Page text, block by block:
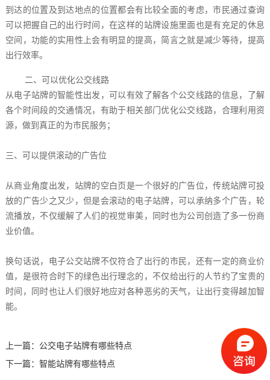
到达的位置及到达地点的位置都会有比较全面的考虑，市民通过查询
可以把握自己的出行时间，在这样的站牌设施里面也是有充足的休息
空间，功能的实用性上会有明显的提高，简言之就是减少等待，提高
出行效率。
二、可以优化公交线路
从电子站牌的智能性出发，可以有效了解各个公交线路的信息，了解
各个时间段的交通情况，有助于相关部门优化公交线路，合理利用资
源，做到真正的为市民服务；
三、可以提供滚动的广告位
从商业角度出发，站牌的空白页是一个很好的广告位，传统站牌可投
放的广告少之又少，但是会滚动的电子站牌，可以承纳多个广告，轮
流播放，不仅缓解了人们的视觉审美，同时也为公司创造了多一份商
业价值。
换句话说，电子公交站牌不仅符合了出行的市民，还有一定的商业价
值，是很符合时下的绿色出行理念的，不仅给出行的人节约了宝贵的
时间，同时也让人们很好地应对各种恶劣的天气，让出行变得越加智
能。
上一篇： 公交电子站牌有哪些特点
下一篇： 智能站牌有哪些特点